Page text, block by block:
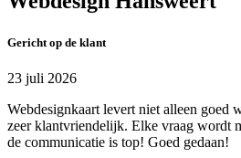
Gericht op de klant
23 juli 2026
Webdesignkaart levert niet alleen goed
zeer klantvriendelijk. Elke vraag wordt
de communicatie is top! Goed gedaan!